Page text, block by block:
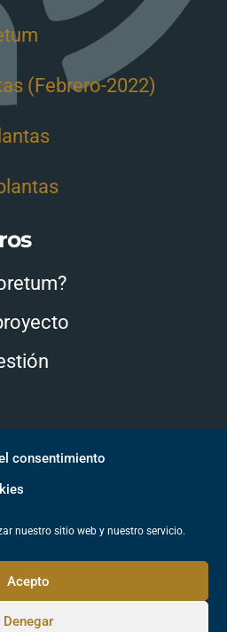
consentimiento
nuestro sitio web y nuestro servicio.
Acepto
Denegar
(Febrero-2022)